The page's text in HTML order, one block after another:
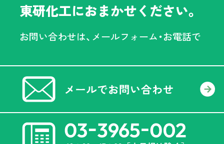
東研化工におまかせください。
お問い合わせは、メールフォーム・お電話で